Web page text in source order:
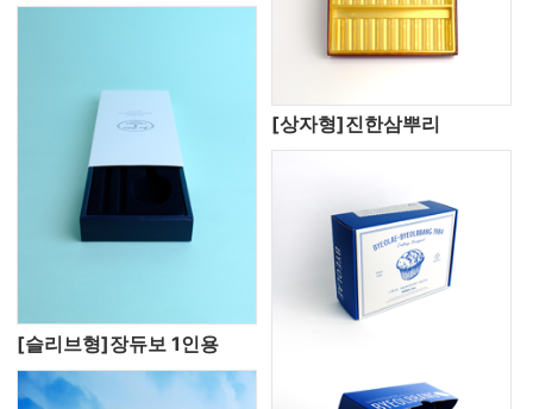
[슬리브형]장듀보 1인용
[상자형]진한삼뿌리